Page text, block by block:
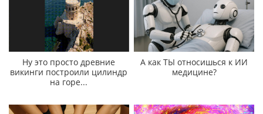
Ну это просто древние
викинги построили цилиндр
на горе...
А как ТЫ относишься к ИИ
медицине?